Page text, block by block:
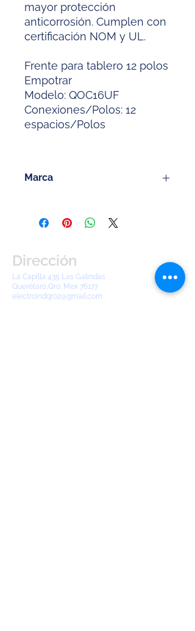
mayor protección
anticorrosión. Cumplen con
certificación NOM y UL.
Frente para tablero 12 polos
Empotrar
Modelo: QOC16UF
Conexiones/Polos: 12
espacios/Polos
Marca
Dirección
La Capilla 435 Las Galindas
Querétaro,Qro. Mex 76177
electroindqro2@gmail.com